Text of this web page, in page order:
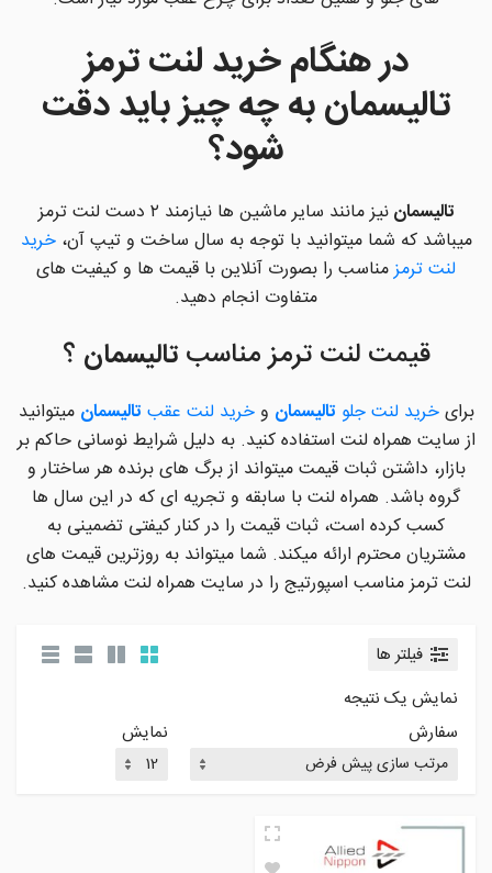
در هنگام خرید لنت ترمز
تالیسمان به چه چیز باید دقت
شود؟
تالیسمان
نیز مانند سایر ماشین ها نیازمند ۲ دست لنت ترمز
میباشد که شما میتوانید با توجه به سال ساخت و تیپ آن،خرید
لنت ترمزمناسب را بصورت آنلاین با قیمت ها و کیفیت های
متفاوت انجام دهید.
قیمت لنت ترمز مناسبتالیسمان ؟
برایخرید لنت جلو تالیسمان وخرید لنت عقب تالیسمان میتوانید
از سایت همراه لنت استفاده کنید. به دلیل شرایط نوسانی حاکم بر
بازار، داشتن ثبات قیمت میتواند از برگ های برنده هر ساختار و
گروه باشد. همراه لنت با سابقه و تجریه ای که در این سال ها
کسب کرده است، ثبات قیمت را در کنار کیفتی تضمینی به
مشتریان محترم ارائه میکند. شما میتواند به روزترین قیمت های
لنت ترمز مناسب اسپورتیج را در سایت همراه لنت مشاهده کنید.
فیلتر ها
نمایش یک نتیجه
سفارش
نمایش